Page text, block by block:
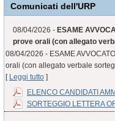
Comunicati dell'URP
08/04/2026 - ESAME
prove orali (con allegato
08/04/2026 - ESAME
orali (con allegato verbale
[
Leggi tutto]
ELENCO CANDIDATI
SORTEGGIO LETTERA